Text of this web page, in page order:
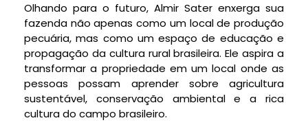
Olhando para o futuro, Almir Sater enxerga sua
fazenda não apenas como um local de produção
pecuária, mas como um espaço de educação e
propagação da cultura rural brasileira. Ele aspira a
transformar a propriedade em um local onde as
pessoas possam aprender sobre agricultura
sustentável, conservação ambiental e a rica
cultura do campo brasileiro.